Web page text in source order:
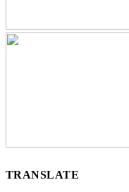
TRANSLATE